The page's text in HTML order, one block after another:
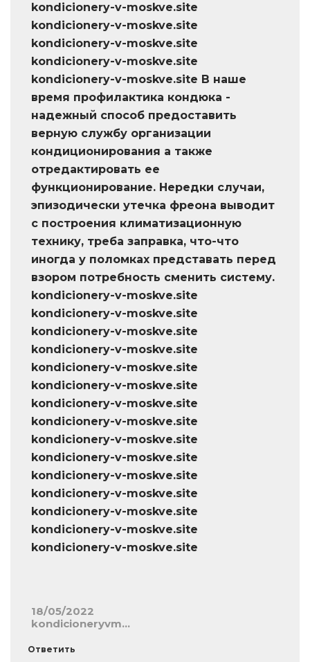
kondicionery-v-moskve.site
kondicionery-v-moskve.site
kondicionery-v-moskve.site
kondicionery-v-moskve.site
kondicionery-v-moskve.site В наше
время профилактика кондюка -
надежный способ предоставить
верную службу организации
кондиционирования а также
отредактировать ее
функционирование. Нередки случаи,
эпизодически утечка фреона выводит
с построения климатизационную
технику, треба заправка, что-что
иногда у поломках представать перед
взором потребность сменить систему.
kondicionery-v-moskve.site
kondicionery-v-moskve.site
kondicionery-v-moskve.site
kondicionery-v-moskve.site
kondicionery-v-moskve.site
kondicionery-v-moskve.site
kondicionery-v-moskve.site
kondicionery-v-moskve.site
kondicionery-v-moskve.site
kondicionery-v-moskve.site
kondicionery-v-moskve.site
kondicionery-v-moskve.site
kondicionery-v-moskve.site
kondicionery-v-moskve.site
kondicionery-v-moskve.site
18/05/2022
kondicioneryvm…
Ответить